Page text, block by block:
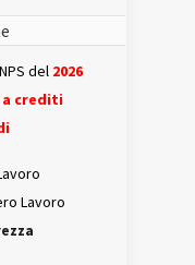
del 2026
crediti
Lavoro